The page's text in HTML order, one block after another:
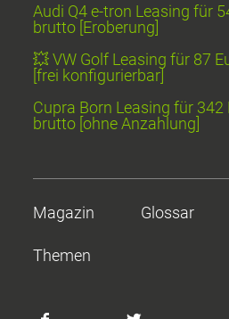
Audi Q4 e-tron Leasing für
brutto [Eroberung]
💥 VW Golf Leasing für 87
[frei konfigurierbar]
Cupra Born Leasing für
brutto [ohne Anzahlung]
Magazin Glossar
Themen